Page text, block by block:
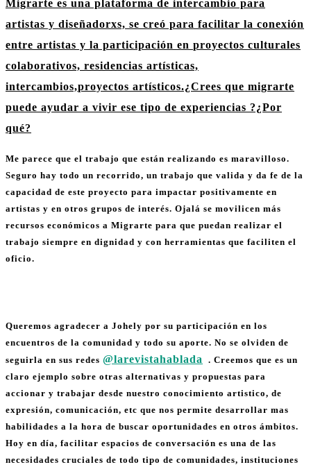
Migrarte es una plataforma de intercambio para
artistas y diseñadorxs, se creó para facilitar la conexión
entre artistas y la participación en proyectos culturales
colaborativos, residencias artísticas,
intercambios,proyectos artísticos.¿Crees que migrarte
puede ayudar a vivir ese tipo de experiencias ?¿Por
qué?
Me parece que el trabajo que están realizando es maravilloso.
Seguro hay todo un recorrido, un trabajo que valida y da fe de la
capacidad de este proyecto para impactar positivamente en
artistas y en otros grupos de interés. Ojalá se movilicen más
recursos económicos a Migrarte para que puedan realizar el
trabajo siempre en dignidad y con herramientas que faciliten el
oficio.
Queremos agradecer a Johely por su participación en los
encuentros de la comunidad y todo su aporte. No se olviden de
seguirla en sus redes @larevistahablada
. Creemos que es un
claro ejemplo sobre otras alternativas y propuestas para
accionar y trabajar desde nuestro conocimiento artistico, de
expresión, comunicación, etc que nos permite desarrollar mas
habilidades a la hora de buscar oportunidades en otros ámbitos.
Hoy en día, facilitar espacios de conversación es una de las
necesidades cruciales de todo tipo de comunidades, instituciones